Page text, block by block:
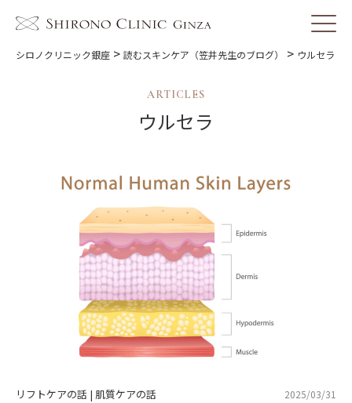
シロノクリニック銀座 > 読むスキンケア（笠井先生のブログ） > ウルセラ
ARTICLES
ウルセラ
リフトケアの話 | 肌質ケアの話 2025/03/31